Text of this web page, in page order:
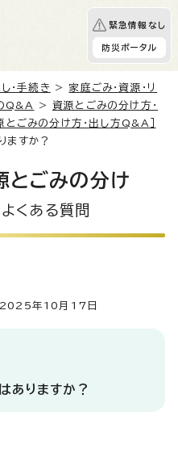
緊急情報なし
防災ポータル
・手続き > 家庭ごみ・資源・リ
Q&A >資源とごみの分け方・
ごみの分け方・出し方Q&A］
ますか？
とごみの分け
くある質問
年10月17日
ありますか？